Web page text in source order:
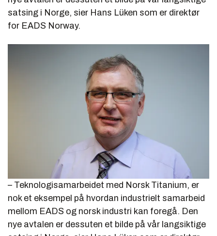
satsing i Norge, sier Hans Lüken som er direktør
for EADS Norway.
– Teknologisamarbeidet med Norsk Titanium, er
nok et eksempel på hvordan industrielt samarbeid
mellom EADS og norsk industri kan foregå. Den
nye avtalen er dessuten et bilde på vår langsiktige